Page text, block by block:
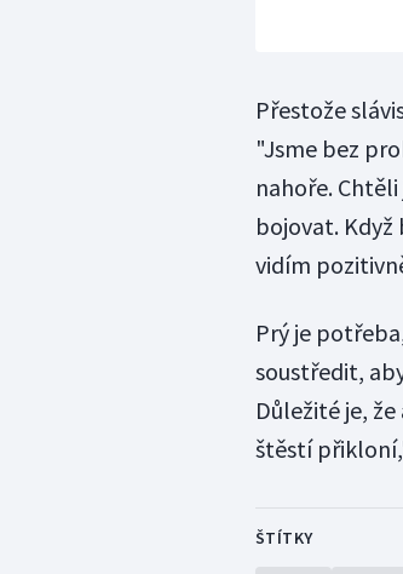
Přestože
"Jsme bez
nahoře.
bojovat. Když
vidím
Prý je
soustředit,
Důležité je,
štěstí
ŠTÍTKY